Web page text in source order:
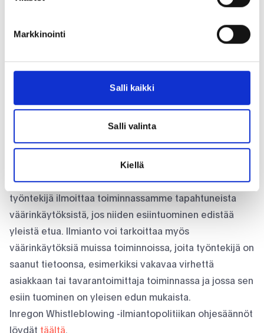
Markkinointi
Salli kaikki
Salli valinta
Kiellä
Tee ilmoitus
yhteystietosi. Kaikki raportit ja yhteydenotot
Ilmoittamisesta ei koskaan seuraa negatiivista uhkaa ja
Whitsleblowing tarkoittaa tässä sitä, että jokainen
työntekijä ilmoittaa toiminnassamme tapahtuneista
väärinkäytöksistä, jos niiden esiintuominen edistää
yleistä etua. Ilmianto voi tarkoittaa myös
väärinkäytöksiä muissa toiminnoissa, joita työntekijä on
saanut tietoonsa, esimerkiksi vakavaa virhettä
asiakkaan tai tavarantoimittaja toiminnassa ja jossa sen
esiin tuominen on yleisen edun mukaista.
Inregon Whistleblowing -ilmiantopolitiikan ohjesäännöt
löydät täältä.